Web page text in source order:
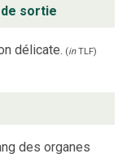
sortie
délicate. (inTLF)
des organes